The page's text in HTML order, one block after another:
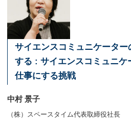
サイエンスコミュニケータ
する : サイエンスコミュニケ
仕事にする挑戦
中村 景子
（株）スペースタイム代表取締役社長